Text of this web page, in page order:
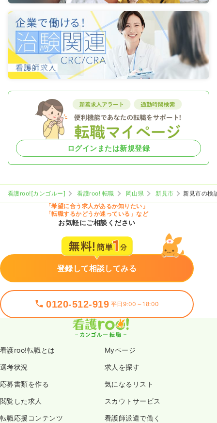
ログインまたは新規登録
看護roo![カンゴルー] 看護roo! 転職 岡山県 新見市
新見市の検
「希望に合う求人があるか知りたい」
「転職するかどうか迷っている」など
お気軽にご相談ください
登録して相談してみる
0120-512-919 平日9:00～18:00
看護roo!転職とは Myページ
選考状況 求人を探す
応募書類を作る 気になるリスト
閲覧した求人 スカウトサービス
転職応援コンテンツ 看護師派遣で働く